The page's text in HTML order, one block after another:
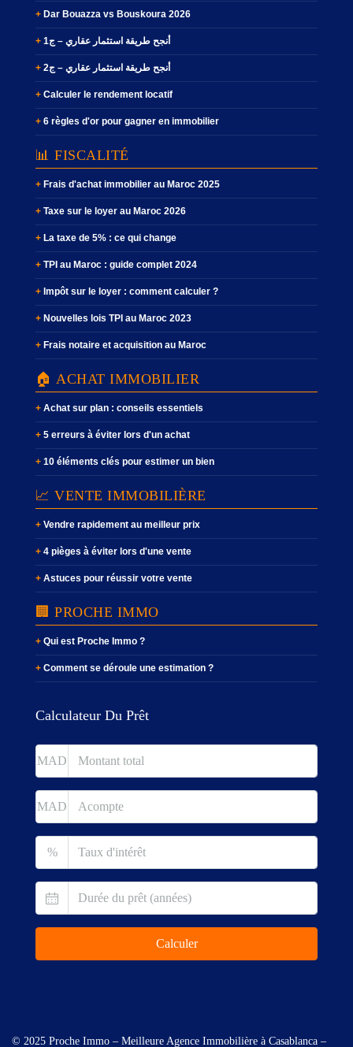
Dar Bouazza vs Bouskoura 2026
أنجح طريقة استثمار عقاري – ج1
أنجح طريقة استثمار عقاري – ج2
Calculer le rendement locatif
6 règles d'or pour gagner en immobilier
📊 FISCALITÉ
Frais d'achat immobilier au Maroc 2025
Taxe sur le loyer au Maroc 2026
La taxe de 5% : ce qui change
TPI au Maroc : guide complet 2024
Impôt sur le loyer : comment calculer ?
Nouvelles lois TPI au Maroc 2023
Frais notaire et acquisition au Maroc
🏠 ACHAT IMMOBILIER
Achat sur plan : conseils essentiels
5 erreurs à éviter lors d'un achat
10 éléments clés pour estimer un bien
📈 VENTE IMMOBILIÈRE
Vendre rapidement au meilleur prix
4 pièges à éviter lors d'une vente
Astuces pour réussir votre vente
🏢 PROCHE IMMO
Qui est Proche Immo ?
Comment se déroule une estimation ?
Calculateur Du Prêt
MAD
MAD
%
Calculer
© 2025 Proche Immo – Meilleure Agence Immobilière à Casablanca –